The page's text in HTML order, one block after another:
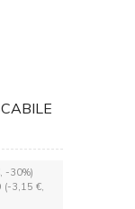
-30%)
(-3,15 €,